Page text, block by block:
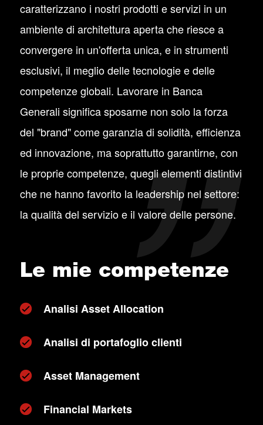
caratterizzano i nostri prodotti e servizi in un
ambiente di architettura aperta che riesce a
convergere in un'offerta unica, e in strumenti
esclusivi, il meglio delle tecnologie e delle
competenze globali. Lavorare in Banca
Generali significa sposarne non solo la forza
del "brand" come garanzia di solidità, efficienza
ed innovazione, ma soprattutto garantirne, con
le proprie competenze, quegli elementi distintivi
che ne hanno favorito la leadership nel settore:
la qualità del servizio e il valore delle persone.
Le mie competenze
Analisi Asset Allocation
Analisi di portafoglio clienti
Asset Management
Financial Markets